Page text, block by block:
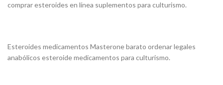
comprar esteroides en línea suplementos para culturismo.
Esteroides medicamentos Masterone barato ordenar legales
anabólicos esteroide medicamentos para culturismo.